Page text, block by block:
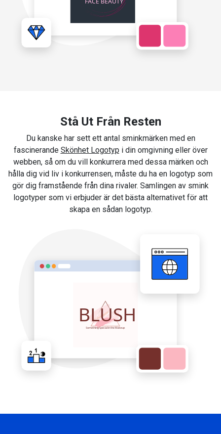
Stå Ut Från Resten
Du kanske har sett ett antal sminkmärken med en
fascinerande Skönhet Logotyp i din omgivning eller över
webben, så om du vill konkurrera med dessa märken och
hålla dig vid liv i konkurrensen, måste du ha en logotyp som
gör dig framstående från dina rivaler. Samlingen av smink
logotyper som vi erbjuder är det bästa alternativet för att
skapa en sådan logotyp.